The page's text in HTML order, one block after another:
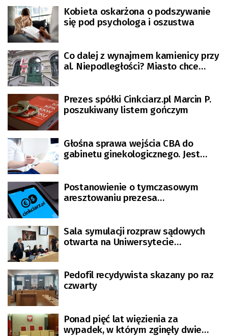
Kobieta oskarżona o podszywanie
się pod psychologa i oszustwa
Co dalej z wynajmem kamienicy przy
al. Niepodległości? Miasto chce
Prezes spółki Cinkciarz.pl Marcin P.
poszukiwany listem gończym
Głośna sprawa wejścia CBA do
gabinetu ginekologicznego. Jest
Postanowienie o tymczasowym
aresztowaniu prezesa
Sala symulacji rozpraw sądowych
otwarta na Uniwersytecie
Pedofil recydywista skazany po raz
czwarty
Ponad pięć lat więzienia za
wypadek, w którym zginęły dwie